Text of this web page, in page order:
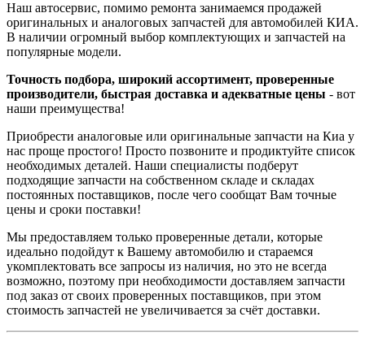
Наш автосервис, помимо ремонта занимаемся продажей
оригинальных и аналоговых запчастей для автомобилей КИА.
В наличии огромный выбор комплектующих и запчастей на
популярные модели.
Точность подбора, широкий ассортимент, проверенные
производители, быстрая доставка и адекватные цены - вот
наши преимущества!
Приобрести аналоговые или оригинальные запчасти на Киа у
нас проще простого! Просто позвоните и продиктуйте список
необходимых деталей. Наши специалисты подберут
подходящие запчасти на собственном складе и складах
постоянных поставщиков, после чего сообщат Вам точные
цены и сроки поставки!
Мы предоставляем только проверенные детали, которые
идеально подойдут к Вашему автомобилю и стараемся
укомплектовать все запросы из наличия, но это не всегда
возможно, поэтому при необходимости доставляем запчасти
под заказ от своих проверенных поставщиков, при этом
стоимость запчастей не увеличивается за счёт доставки.